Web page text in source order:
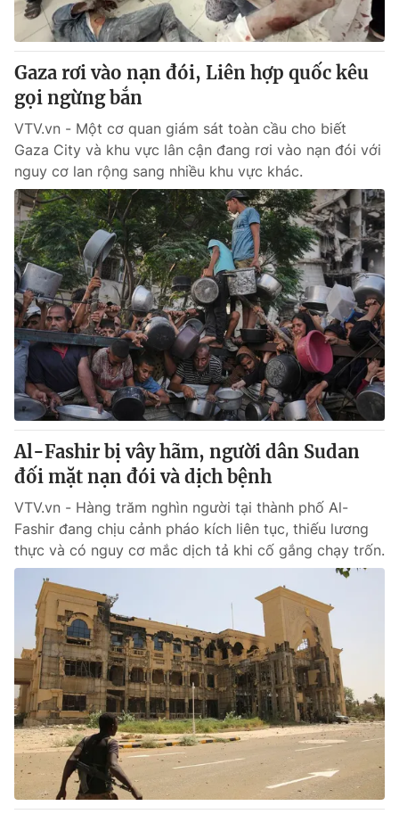
® Cấm sao chép dưới mọi hình thức nếu không có sự chấp
thuận bằng văn bản. Ghi rõ nguồn VTV.vn khi phát hành lại
thông tin từ website này.
Gaza rơi vào nạn đói, Liên hợp quốc kêu
gọi ngừng bắn
VTV.vn - Một cơ quan giám sát toàn cầu cho biết
Gaza City và khu vực lân cận đang rơi vào nạn đói với
nguy cơ lan rộng sang nhiều khu vực khác.
Al-Fashir bị vây hãm, người dân Sudan
đối mặt nạn đói và dịch bệnh
VTV.vn - Hàng trăm nghìn người tại thành phố Al-
Fashir đang chịu cảnh pháo kích liên tục, thiếu lương
thực và có nguy cơ mắc dịch tả khi cố gắng chạy trốn.